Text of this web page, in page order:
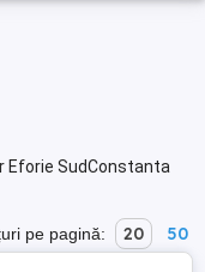
Eforie SudConstanta
pe pagină: 20 50